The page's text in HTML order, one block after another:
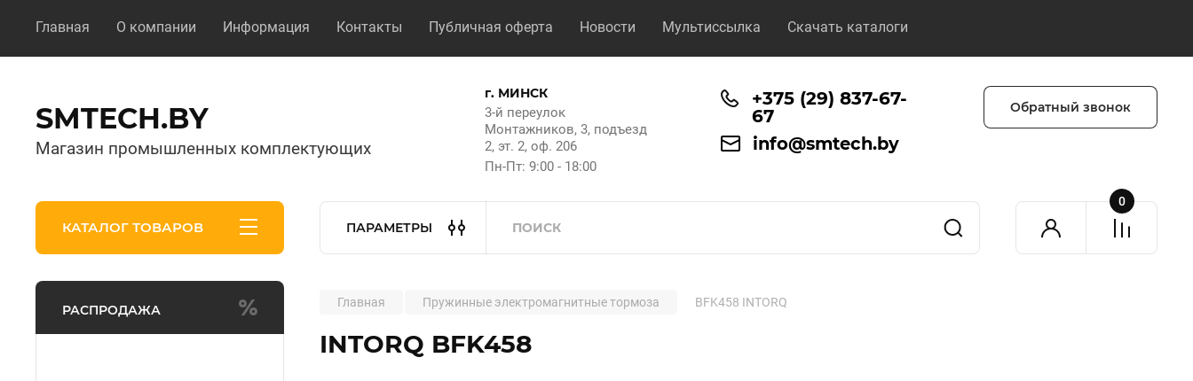
Главная О компании Информация Контакты Публичная оферта Новости Мультиссылка Скачать каталоги
SMTECH.BY
Магазин промышленных комплектующих
г. МИНСК
3-й переулок
Монтажников, 3, подъезд
2, эт. 2, оф. 206
Пн-Пт: 9:00 - 18:00
+375 (29) 837-67-
67
info@smtech.by
Обратный звонок
КАТАЛОГ ТОВАРОВ ПАРАМЕТРЫ
0
РАСПРОДАЖА Главная Пружинные электромагнитные тормоза BFK458 INTORQ
INTORQ BFK458